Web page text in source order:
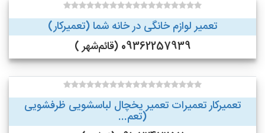
تعمیر لوازم خانگی در خانه شما (تعمیرکار)
09362257939 (قائم‌شهر )
تعمیرکار تعمیرات تعمیر یخچال لباسشویی ظرفشویی
(تعم...